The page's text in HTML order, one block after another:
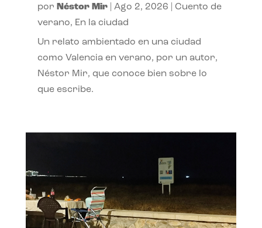
por Néstor Mir| Ago 2, 2026
Cuento de
verano, En la ciudad
Un relato ambientado en una ciudad
como Valencia en verano, por un autor,
Néstor Mir, que conoce bien sobre lo
que escribe.